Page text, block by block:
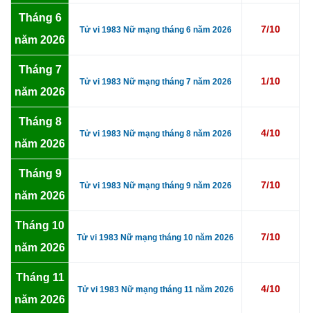
Tháng 6
năm 2026
Tử vi 1983 Nữ mạng tháng 6 năm 2026 7/10
Tháng 7
năm 2026
Tử vi 1983 Nữ mạng tháng 7 năm 2026 1/10
Tháng 8
năm 2026
Tử vi 1983 Nữ mạng tháng 8 năm 2026 4/10
Tháng 9
năm 2026
Tử vi 1983 Nữ mạng tháng 9 năm 2026 7/10
Tháng 10
năm 2026
Tử vi 1983 Nữ mạng tháng 10 năm 2026 7/10
Tháng 11
năm 2026
Tử vi 1983 Nữ mạng tháng 11 năm 2026 4/10